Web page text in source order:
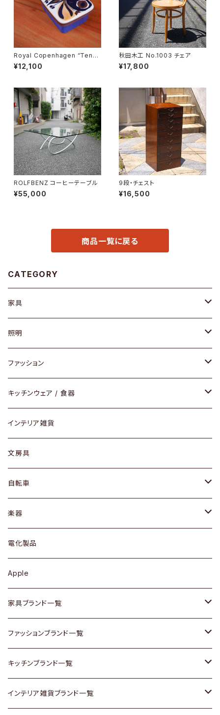
Royal Copenhagen “Tener
a” Butter Case
¥12,100
秋田木工 No.1003 チェア
¥17,800
ROLFBENZ コーヒーテーブル
¥55,000
9段・チェスト
¥16,500
商品一覧に戻る
CATEGORY
家具
ソファ / ベンチ
チェア / スツール
ダイニングセット / ダイニングテーブル
ローテーブル / サイドテーブル
デスク / コンソール
ドレッサー
シェルフ
キュリオケース / 飾り棚
カップボード / 食器棚
チェスト
その他家具
Vintageヴィンテージ / Antiqueアンティーク
Designers / デザイナーズ
照明
ペンダントライト
テーブルランプ / デスクスタンド
フロアライト
ファッション
アクセサリー
リング
ピアス / イヤリング
財布
バッグ
アウター
トップス
ワンピース
ボトムス
靴
スカーフ
腕時計
Vintage / ヴィンテージ
キッチンウェア / 食器
グラス / タンブラー
カップ / マグ
プレート / ボウル
カトラリー
ケトル / ティーポット
鍋 / フライパン
Vintage / ヴィンテージ
銀製品
和物 / 作家物
その他キッチン雑貨
インテリア雑貨
文房具
自転車
dahon
楽器
ギター
ベース
その他楽器
電化製品
Apple
家具ブランド一覧
ACME Furniture / アクメ ファニチャー
ACTUS / アクタス
arflex / アルフレックス
ファッションブランド一覧
agnes b / アニエス ベー
BALLY / バリー
キッチンブランド一覧
ARABIA / アラビア
インテリア雑貨ブランド一覧